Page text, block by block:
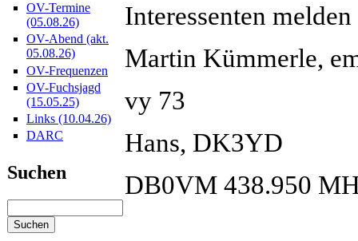
OV-Termine
(05.08.26)
OV-Abend (akt.
05.08.26)
OV-Frequenzen
OV-Fuchsjagd
(15.05.25)
Links (10.04.26)
DARC
Suchen
Interessenten
Martin Kümmerle,
vy 73
Hans, DK3YD
DB0VM 438.950